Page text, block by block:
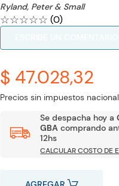
Ryland, Peter & Small
☆☆☆☆☆ (0)
$ 47.028,32
Precios sin impuestos
Se despacha hoy a
GBA comprando
12hs
CALCULAR COSTO DE